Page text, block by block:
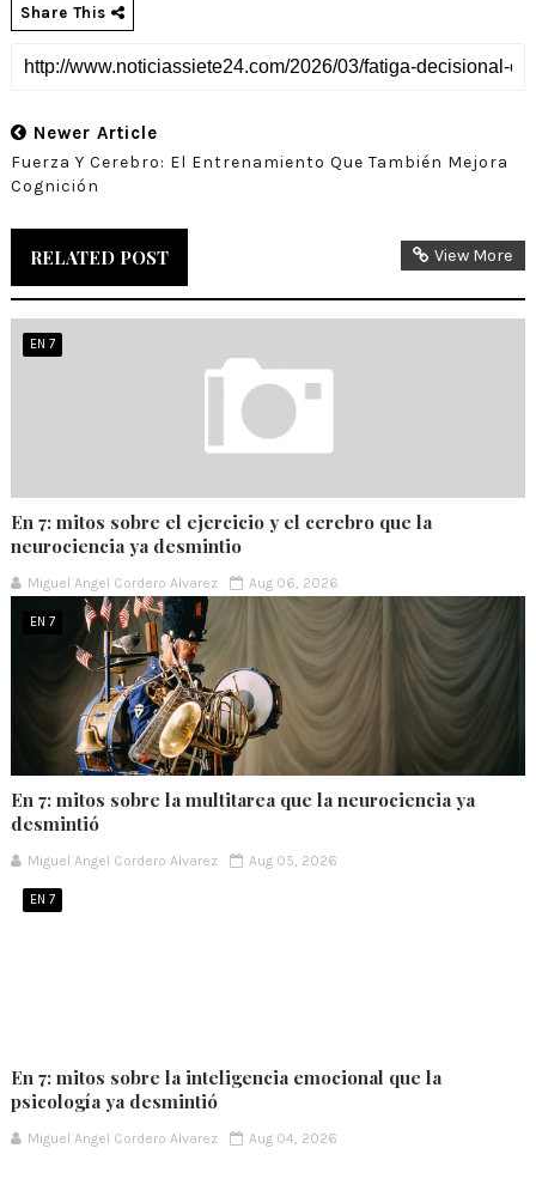
Share This
Newer Article
Fuerza Y Cerebro: El Entrenamiento Que También Mejora
Cognición
RELATED POST View More
EN 7
En 7: mitos sobre el ejercicio y el cerebro que la
neurociencia ya desmintio
Miguel Angel Cordero Alvarez Aug 06, 2026
EN 7
En 7: mitos sobre la multitarea que la neurociencia ya
desmintió
Miguel Angel Cordero Alvarez Aug 05, 2026
EN 7
En 7: mitos sobre la inteligencia emocional que la
psicología ya desmintió
Miguel Angel Cordero Alvarez Aug 04, 2026